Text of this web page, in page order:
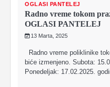
OGLASI PANTELEJ
Radno vreme tokom
OGLASI PANTELEJ
13 Marta, 2025
Radno vreme poliklinike
biće izmenjeno. Subota:
Ponedeljak: 17.02.2025.